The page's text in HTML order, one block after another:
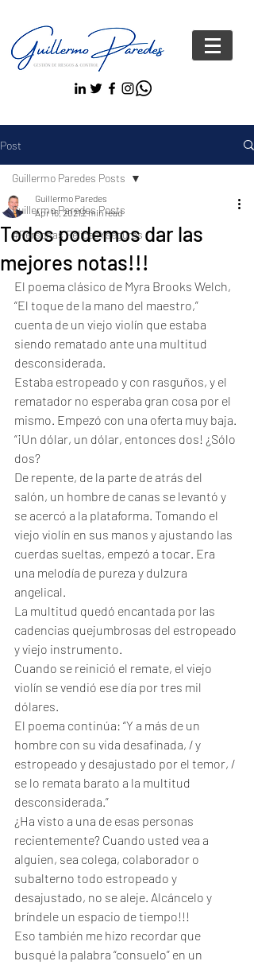
Post
Guillermo Paredes Posts
#Personas FelicesYseguras
Guillermo Paredes Posts
Todos podemos dar las
mejores notas!!!
Guillermo Paredes
Apr 16, 20212 min read
El poema clásico de Myra Brooks Welch,
“El toque de la mano del maestro,”
cuenta de un viejo violín que estaba
siendo rematado ante una multitud
desconsiderada.
Estaba estropeado y con rasguños, y el
rematador no esperaba gran cosa por el
mismo. Empezó con una oferta muy baja.
“¡Un dólar, un dólar, entonces dos! ¿Sólo
dos?
De repente, de la parte de atrás del
salón, un hombre de canas se levantó y
se acercó a la plataforma. Tomando el
viejo violín en sus manos y ajustando las
cuerdas sueltas, empezó a tocar. Era
una melodía de pureza y dulzura
angelical.
La multitud quedó encantada por las
cadencias quejumbrosas del estropeado
y viejo instrumento.
Cuando se reinició el remate, el viejo
violín se vendió ese día por tres mil
dólares.
El poema continúa: “Y a más de un
hombre con su vida desafinada, / y
estropeado y desajustado por el temor, /
se lo remata barato a la multitud
desconsiderada.”
¿Ha visto a una de esas personas
recientemente? Cuando usted vea a
alguien, sea colega, colaborador o
subalterno todo estropeado y
desajustado, no se aleje. Alcáncelo y
bríndele un espacio de tiempo!!!
Eso también me hizo recordar que
busqué la palabra “consuelo” en un